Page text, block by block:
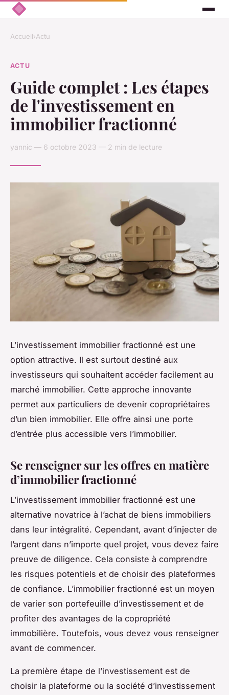
Accueil›Actu
ACTU
Guide complet : Les étapes
de l'investissement en
immobilier fractionné
yannic — 6 octobre 2023 — 2 min de lecture
L’investissement immobilier fractionné est une
option attractive. Il est surtout destiné aux
investisseurs qui souhaitent accéder facilement au
marché immobilier. Cette approche innovante
permet aux particuliers de devenir copropriétaires
d’un bien immobilier. Elle offre ainsi une porte
d’entrée plus accessible vers l’immobilier.
Se renseigner sur les offres en matière
d’immobilier fractionné
L’investissement immobilier fractionné est une
alternative novatrice à l’achat de biens immobiliers
dans leur intégralité. Cependant, avant d’injecter de
l’argent dans n’importe quel projet, vous devez faire
preuve de diligence. Cela consiste à comprendre
les risques potentiels et de choisir des plateformes
de confiance. L’immobilier fractionné est un moyen
de varier son portefeuille d’investissement et de
profiter des avantages de la copropriété
immobilière. Toutefois, vous devez vous renseigner
avant de commencer.
La première étape de l’investissement est de
choisir la plateforme ou la société d’investissement